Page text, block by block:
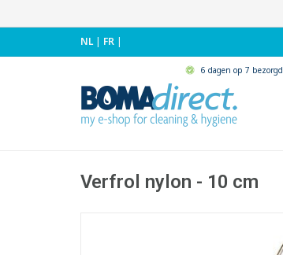
NL| FR |
6 dagen op 7 bezorgd
Verfrol nylon - 10 cm